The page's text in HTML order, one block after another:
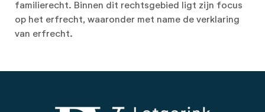
familierecht. Binnen dit rechtsgebied ligt zijn focus
op het erfrecht, waaronder met name de verklaring
van erfrecht.